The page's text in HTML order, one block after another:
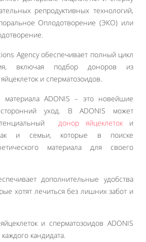
репродуктивных технологий,
Оплодотворение (ЭКО) или
Agency обеспечивает полный цикл
включая подбор доноров из
и сперматозоидов.
материала ADONIS – это новейшие
уход. В ADONIS может
донор яйцеклетоки
так и семьи, которые в поиске
материала для своего
дополнительные удобства
хотят лечиться без лишних забот и
и сперматозоидов ADONIS
кандидата.